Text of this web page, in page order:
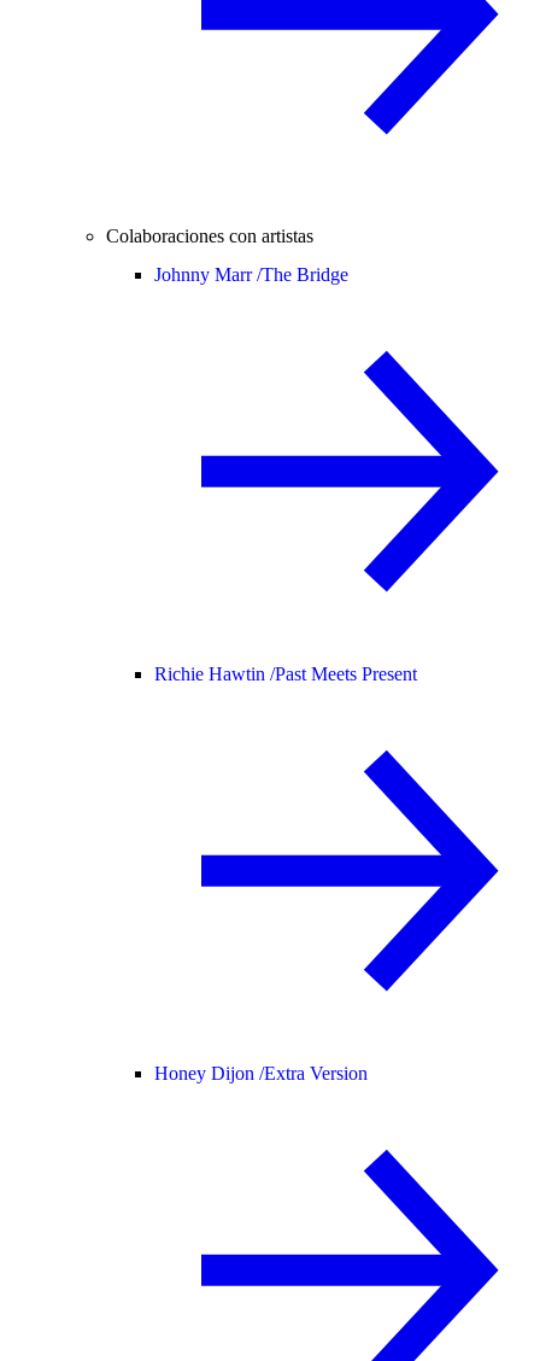
Colaboraciones con artistas
Johnny Marr /The Bridge
Richie Hawtin /Past Meets Present
Honey Dijon /Extra Version